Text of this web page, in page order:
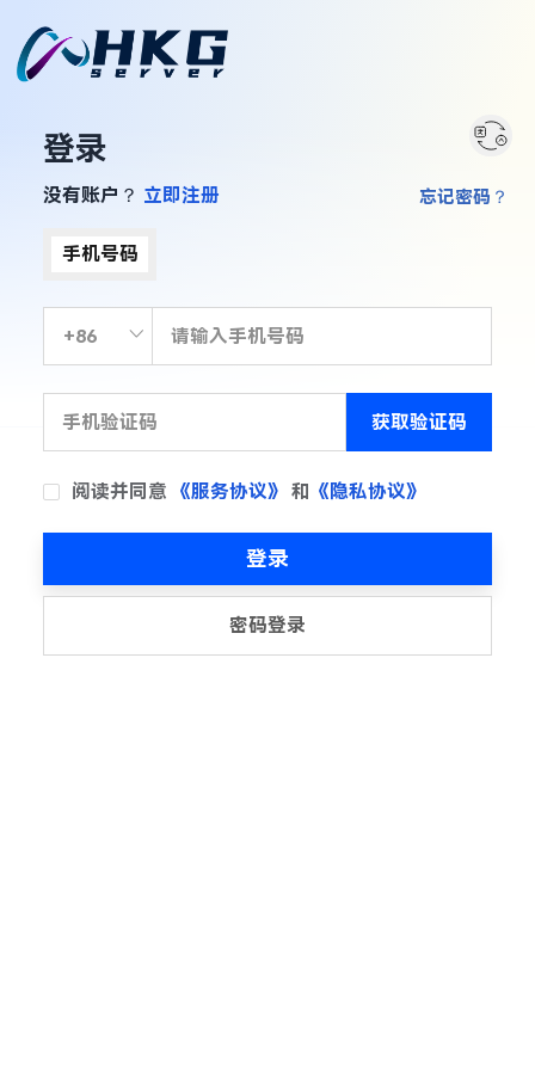
登录
没有账户？ 立即注册
手机号码
获取验证码
阅读并同意 《服务协议》 和 《隐私协议》
忘记密码？
登录
密码登录